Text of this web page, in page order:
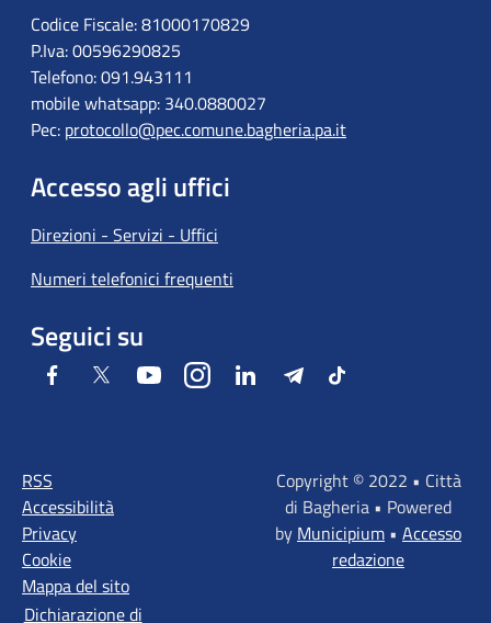
Codice Fiscale: 81000170829
P.Iva: 00596290825
Telefono: 091.943111
mobile whatsapp: 340.0880027
Pec: protocollo@pec.comune.bagheria.pa.it
Accesso agli uffici
Direzioni - Servizi - Uffici
Numeri telefonici frequenti
Seguici su
Facebook Twitter YoutubeInstagramLinkedIn TelegramTiktok
RSS
Accessibilità
Privacy
Cookie
Mappa del sito
Dichiarazione di
Copyright © 2022 • Città
di Bagheria • Powered
by Municipium • Accesso
redazione